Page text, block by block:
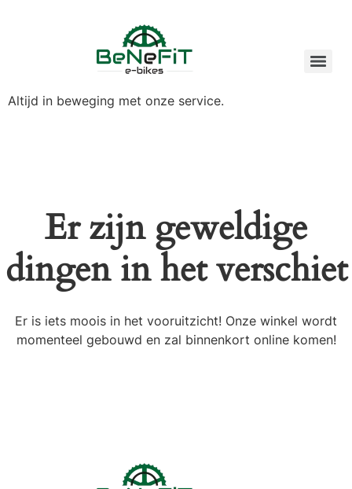
Altijd in beweging met onze service.
Er zijn geweldige
dingen in het verschiet
Er is iets moois in het vooruitzicht! Onze winkel wordt
momenteel gebouwd en zal binnenkort online komen!